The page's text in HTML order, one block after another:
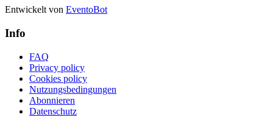
Entwickelt von EventoBot
Info
FAQ
Privacy policy
Cookies policy
Nutzungsbedingungen
Abonnieren
Datenschutz